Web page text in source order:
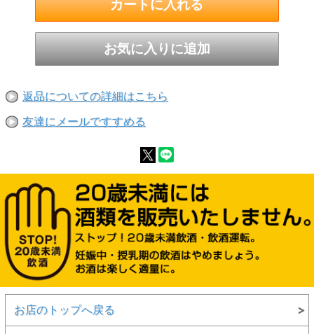
返品についての詳細はこちら
友達にメールですすめる
お店のトップへ戻る